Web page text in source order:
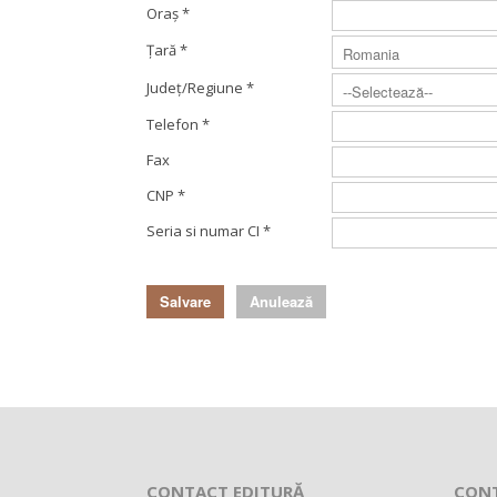
Oraș*
Ţară*
Judeţ/Regiune *
Telefon *
Fax
CNP *
Seria si numar CI *
Salvare Anulează
CONTACT EDITURĂ